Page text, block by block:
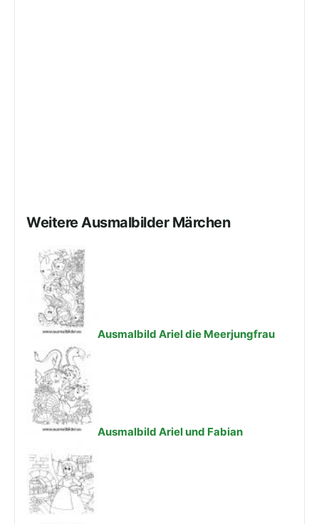
Weitere Ausmalbilder Märchen
Ausmalbild Ariel die Meerjungfrau
Ausmalbild Ariel und Fabian